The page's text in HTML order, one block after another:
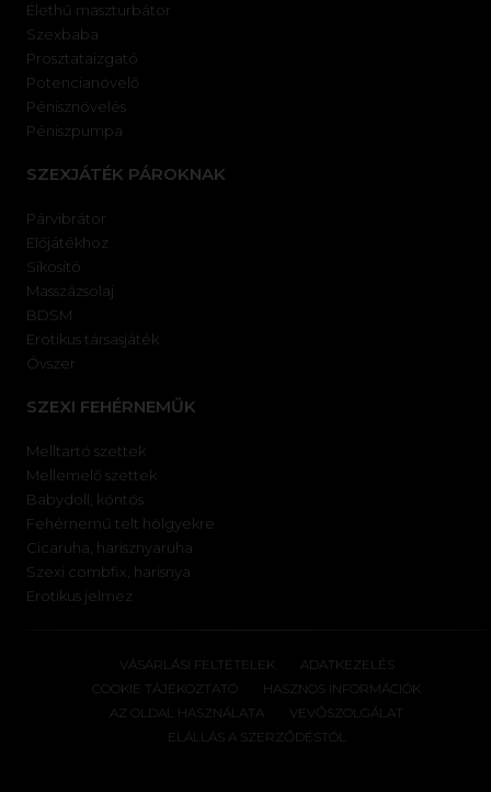
Élethű maszturbátor
Szexbaba
Prosztataizgató
Potencianövelő
Pénisznövelés
Péniszpumpa
SZEXJÁTÉK PÁROKNAK
Párvibrátor
Előjátékhoz
Síkosító
Masszázsolaj
BDSM
Erotikus társasjáték
Óvszer
SZEXI FEHÉRNEMŰK
Melltartó szettek
Mellemelő szettek
Babydoll, köntös
Fehérnemű telt hölgyekre
Cicaruha, harisznyaruha
Szexi combfix, harisnya
Erotikus jelmez
VÁSÁRLÁSI FELTÉTELEK
ADATKEZELÉS
COOKIE TÁJÉKOZTATÓ
HASZNOS INFORMÁCIÓK
AZ OLDAL HASZNÁLATA
VEVŐSZOLGÁLAT
ELÁLLÁS A SZERZŐDÉSTÓL